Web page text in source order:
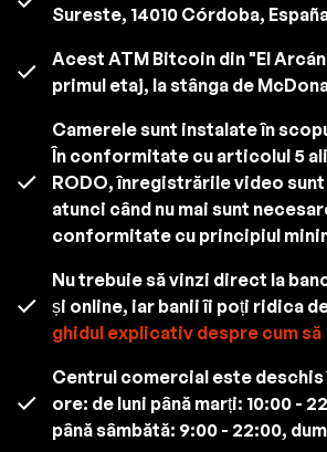
Sureste, 14010 Córdoba,
Acest ATM Bitcoin din "El
primul etaj, la stânga de
Camerele sunt instalate în
În conformitate cu articolul 5
RODO, înregistrările video
atunci când nu mai sunt
conformitate cu principiul
Nu trebuie să vinzi direct la
și online, iar banii îi poți ridica
ghidul explicativ despre cum să
Centrul comercial este
ore: de luni până marți: 10:00 -
până sâmbătă: 9:00 - 22:00,